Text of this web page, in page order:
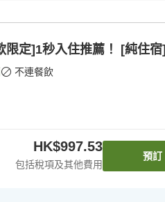
限定]1秒入住推薦！ [純住宿]
不連餐飲
HK$997.53
包括稅項及其他費用
預訂